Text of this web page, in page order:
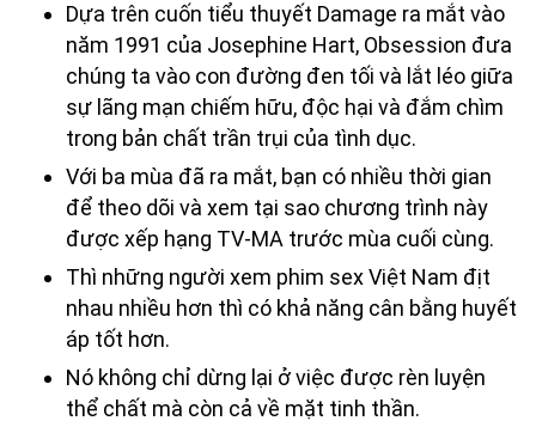
Dựa trên cuốn tiểu thuyết Damage ra mắt vào
năm 1991 của Josephine Hart, Obsession đưa
chúng ta vào con đường đen tối và lắt léo giữa
sự lãng mạn chiếm hữu, độc hại và đắm chìm
trong bản chất trần trụi của tình dục.
Với ba mùa đã ra mắt, bạn có nhiều thời gian
để theo dõi và xem tại sao chương trình này
được xếp hạng TV-MA trước mùa cuối cùng.
Thì những người xem phim sex Việt Nam địt
nhau nhiều hơn thì có khả năng cân bằng huyết
áp tốt hơn.
Nó không chỉ dừng lại ở việc được rèn luyện
thể chất mà còn cả về mặt tinh thần.